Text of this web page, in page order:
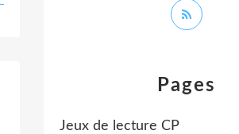
Pages
Jeux de lecture CP